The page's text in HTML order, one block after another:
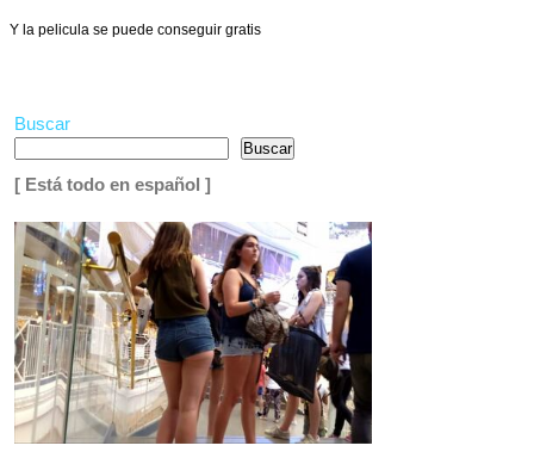
Y la pelicula se puede conseguir gratis
Buscar
Buscar
[ Está todo en español ]